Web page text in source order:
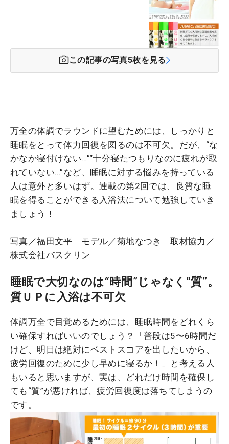
この記事の写真5枚を見る
万全の体調でラウンドに望むためには、しっかりと
睡眠をとって体力回復を図るのは不可欠。だが、“な
かなか寝付けない…”“十分寝たつもりなのに疲れが取
れていない…”など、睡眠に対する悩みを持っている
人は意外と多いはず。連載の第2回では、良質な睡
眠を得ることができる入浴法について勉強していき
ましょう！
写真／福田文平 モデル／菊地なつき 取材協力／
株式会社バスクリン
睡眠で大切なのは“時間”じゃなく“質”。
質ＵＰに入浴は不可欠
体調万全で目覚めるためには、睡眠時間をどれくら
い確保すればいいのでしょう？「普段は5〜6時間だ
けど、明日は絶対にベストスコアを出したいから、
疲労回復のために少し早めに寝るか！」と考える人
もいると思いますが、実は、どれだけ時間を確保し
ても“質”が悪ければ、疲労回復度は落ちてしまうの
です。